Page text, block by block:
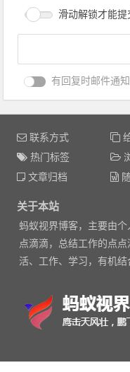
滑动解锁才能提
有回复时邮件通
联系方式
热门标签
文章归档
关于本站
蚂蚁视界博客，主要由
点滴滴，总结工作的点
活、工作、学习，有机结